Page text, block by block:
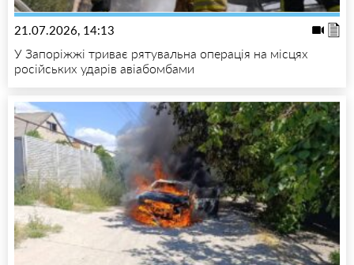
21.07.2026, 14:13
У Запоріжжі триває рятувальна операція на місцях
російських ударів авіабомбами